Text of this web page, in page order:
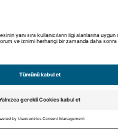
değerinde Binder